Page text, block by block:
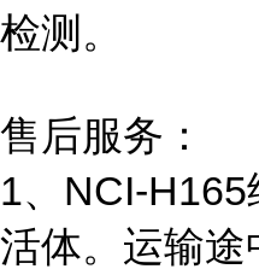
检测。
售后服务：
1、NCI-H165
活体。运输途